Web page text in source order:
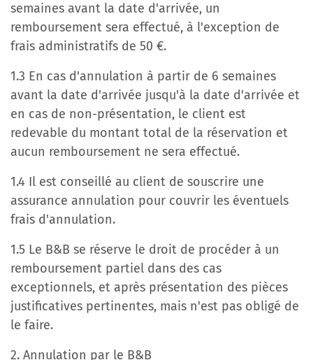
semaines avant la date d'arrivée, un
remboursement sera effectué, à l'exception de
frais administratifs de 50 €.
1.3 En cas d'annulation à partir de 6 semaines
avant la date d'arrivée jusqu'à la date d'arrivée et
en cas de non-présentation, le client est
redevable du montant total de la réservation et
aucun remboursement ne sera effectué.
1.4 Il est conseillé au client de souscrire une
assurance annulation pour couvrir les éventuels
frais d'annulation.
1.5 Le B&B se réserve le droit de procéder à un
remboursement partiel dans des cas
exceptionnels, et après présentation des pièces
justificatives pertinentes, mais n'est pas obligé de
le faire.
2. Annulation par le B&B